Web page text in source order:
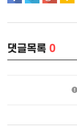
댓글목록 0